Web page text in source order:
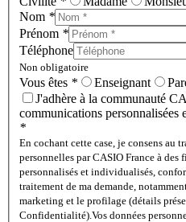
Nom *
Prénom *
Téléphone
Non obligatoire
Vous êtes * Enseignant
J'adhère à la communauté
communications
*
En cochant cette case, je consens au
personnelles par CASIO France à des
personnalisés et individualisés,
traitement de ma demande,
marketing et le profilage (détails
Confidentialité). Vos données